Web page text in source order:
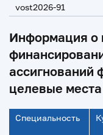
vost2026-91
Информация о
ассигнований
целевые места
Специальность